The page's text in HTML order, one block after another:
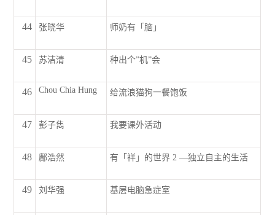
44 张晓华 师奶有「脑」
45 苏洁清 种出个”机”会
46 Chou Chia Hung 给流浪猫狗一餐饱饭
47 彭子雋 我要课外活动
48 鄺浩然 有「祥」的世界 2 —独立自主的生活
49 刘华强 基层电脑急症室